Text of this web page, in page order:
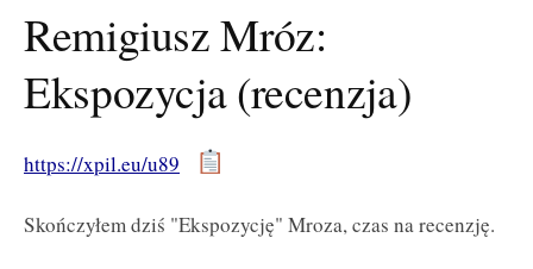
Remigiusz Mróz:
Ekspozycja (recenzja)
https://xpil.eu/u89
Skończyłem dziś "Ekspozycję" Mroza, czas na recenzję.